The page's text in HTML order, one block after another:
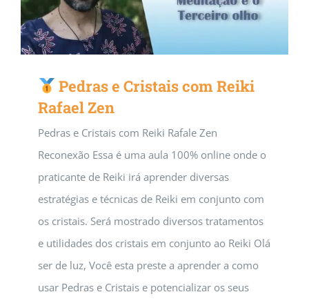
Pedras e Cristais com Reiki
Rafael Zen
Pedras e Cristais com Reiki Rafale Zen
Reconexão Essa é uma aula 100% online onde o
praticante de Reiki irá aprender diversas
estratégias e técnicas de Reiki em conjunto com
os cristais. Será mostrado diversos tratamentos
e utilidades dos cristais em conjunto ao Reiki Olá
ser de luz, Você esta preste a aprender a como
usar Pedras e Cristais e potencializar os seus